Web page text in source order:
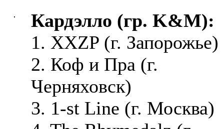
Кардэлло (гр. K&M):
1. XXZP (г. Запорожье)
2. Коф и Пра (г.
Черняховск)
3. 1-st Line (г. Москва)